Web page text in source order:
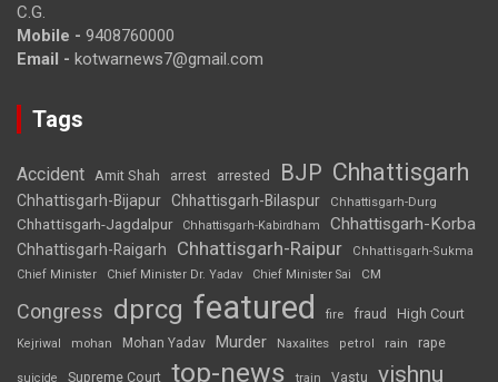
C.G.
Mobile - 9408760000
Email - kotwarnews7@gmail.com
Tags
Accident Amit Shah arrest arrested BJP Chhattisgarh
Chhattisgarh-Bijapur Chhattisgarh-Bilaspur Chhattisgarh-Durg
Chhattisgarh-Jagdalpur Chhattisgarh-Kabirdham Chhattisgarh-Korba
Chhattisgarh-Raigarh Chhattisgarh-Raipur
Chhattisgarh-Sukma
Chief Minister
Chief Minister Dr. Yadav Chief Minister Sai CM
Congress dprcg featured fire fraud High Court
Kejriwal mohan Mohan Yadav Murder Naxalites petrol rain rape
suicide Supreme Court top-news train Vastu vishnu